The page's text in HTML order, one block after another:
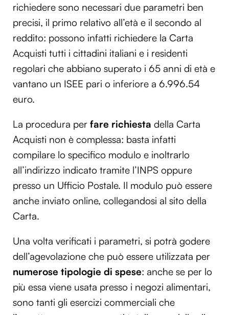
richiedere sono necessari due parametri ben
precisi, il primo relativo all’età e il secondo al
reddito: possono infatti richiedere la Carta
Acquisti tutti i cittadini italiani e i residenti
regolari che abbiano superato i 65 anni di età e
vantano un ISEE pari o inferiore a 6.996.54
euro.
La procedura per fare richiesta della Carta
Acquisti non è complessa: basta infatti
compilare lo specifico modulo e inoltrarlo
all’indirizzo indicato tramite l’INPS oppure
presso un Ufficio Postale. Il modulo può essere
anche inviato online, collegandosi al sito della
Carta.
Una volta verificati i parametri, si potrà godere
dell’agevolazione che può essere utilizzata per
numerose tipologie di spese: anche se per lo
più essa viene usata presso i negozi alimentari,
sono tanti gli esercizi commerciali che